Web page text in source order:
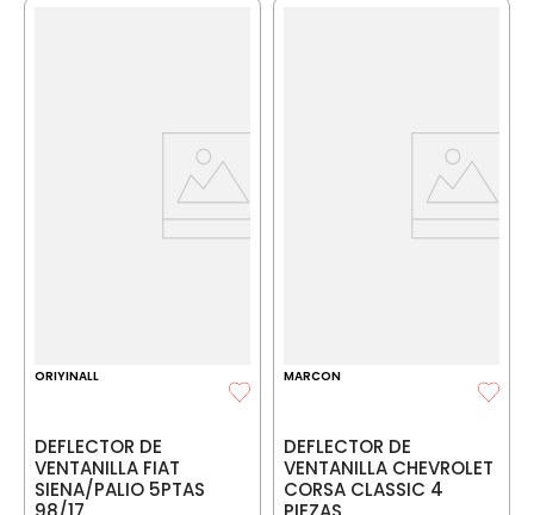
ORIYINALL
DEFLECTOR DE
VENTANILLA FIAT
SIENA/PALIO 5PTAS
MARCON
DEFLECTOR DE
VENTANILLA CHEVROLET
CORSA CLASSIC 4